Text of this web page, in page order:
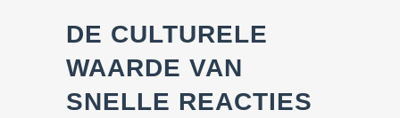
DE CULTURELE
WAARDE VAN
SNELLE REACTIES